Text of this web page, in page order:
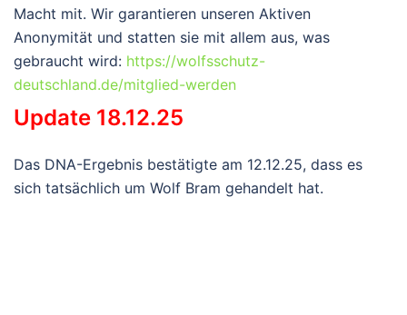
Macht mit. Wir garantieren unseren Aktiven
Anonymität und statten sie mit allem aus, was
gebraucht wird: https://wolfsschutz-
deutschland.de/mitglied-werden
Update 18.12.25
Das DNA-Ergebnis bestätigte am 12.12.25, dass es
sich tatsächlich um Wolf Bram gehandelt hat.